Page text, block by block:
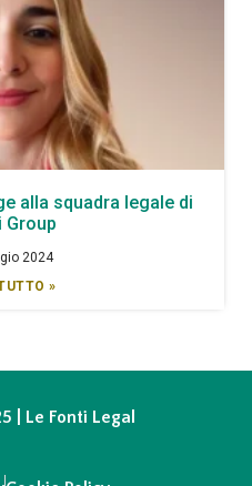
alla squadra legale di
Group
2024
»
| Le Fonti Legal